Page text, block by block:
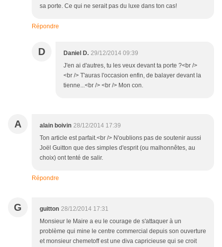
sa porte. Ce qui ne serait pas du luxe dans ton cas!
Répondre
D Daniel D. 29/12/2014 09:39
J'en ai d'autres, tu les veux devant ta porte ?<br />
<br /> T'auras l'occasion enfin, de balayer devant la
tienne...<br /> <br /> Mon con.
A alain boivin 28/12/2014 17:39
Ton article est parfait.<br /> N'oublions pas de soutenir aussi
Joël Guitton que des simples d'esprit (ou malhonnêtes, au
choix) ont tenté de salir.
Répondre
G guitton 28/12/2014 17:31
Monsieur le Maire a eu le courage de s'attaquer à un
problème qui mine le centre commercial depuis son ouverture
et monsieur chemetoff est une diva capricieuse qui se croit